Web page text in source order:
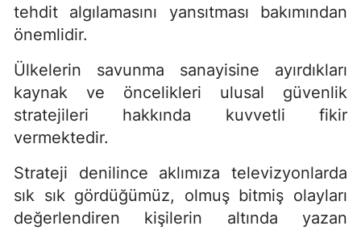
tehdit algılamasını yansıtması bakımından
önemlidir.
Ülkelerin savunma sanayisine ayırdıkları
kaynak ve öncelikleri ulusal güvenlik
stratejileri hakkında kuvvetli fikir
vermektedir.
Strateji denilince aklımıza televizyonlarda
sık sık gördüğümüz, olmuş bitmiş olayları
değerlendiren kişilerin altında yazan